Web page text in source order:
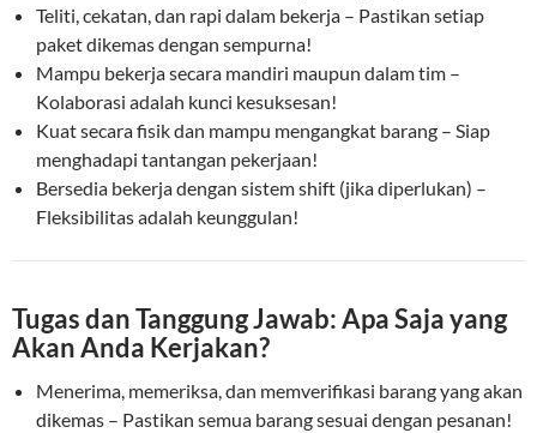
Teliti, cekatan, dan rapi dalam bekerja – Pastikan setiap
paket dikemas dengan sempurna!
Mampu bekerja secara mandiri maupun dalam tim –
Kolaborasi adalah kunci kesuksesan!
Kuat secara fisik dan mampu mengangkat barang – Siap
menghadapi tantangan pekerjaan!
Bersedia bekerja dengan sistem shift (jika diperlukan) –
Fleksibilitas adalah keunggulan!
Tugas dan Tanggung Jawab: Apa Saja yang
Akan Anda Kerjakan?
Menerima, memeriksa, dan memverifikasi barang yang akan
dikemas – Pastikan semua barang sesuai dengan pesanan!